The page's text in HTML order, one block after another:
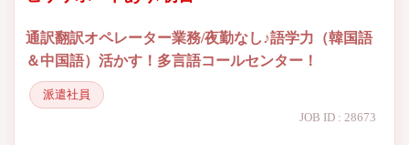
通訳翻訳オペレーター業務/夜勤なし♪語学力（韓国語
＆中国語）活かす！多言語コールセンター！
派遣社員
JOB ID : 28673